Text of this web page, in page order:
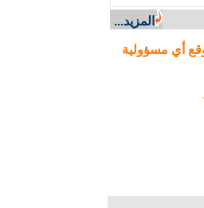
المزيد...
أي مسؤولية